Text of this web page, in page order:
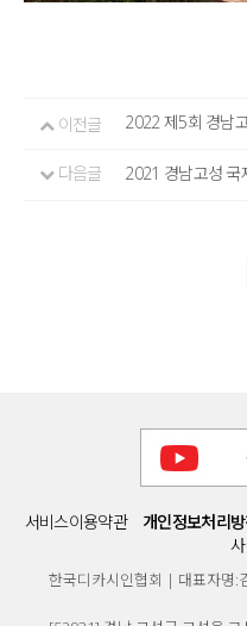
이전글
다음글
서비스이용약관 개인정보처리
한국디카시인협회 | 대표자명